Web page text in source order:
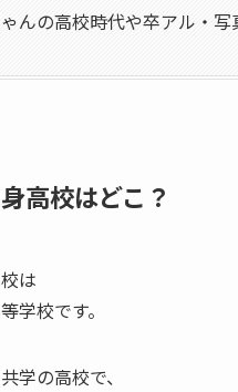
んの高校時代や卒アル・
高校はどこ？
は
学校です。
学の高校で、